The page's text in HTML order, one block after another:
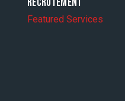
RECRUTEMENT
Featured Services